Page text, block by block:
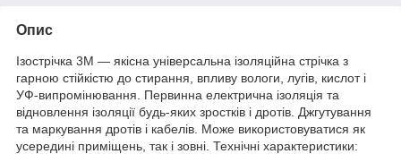
Опис
Ізострічка 3М — якісна універсальна ізоляційна стрічка з
гарною стійкістю до стирання, впливу вологи, лугів, кислот і
УФ-випромінювання. Первинна електрична ізоляція та
відновлення ізоляції будь-яких зростків і дротів. Джгутування
та маркування дротів і кабелів. Може використовуватися як
усередині приміщень, так і зовні. Технічні характеристики: